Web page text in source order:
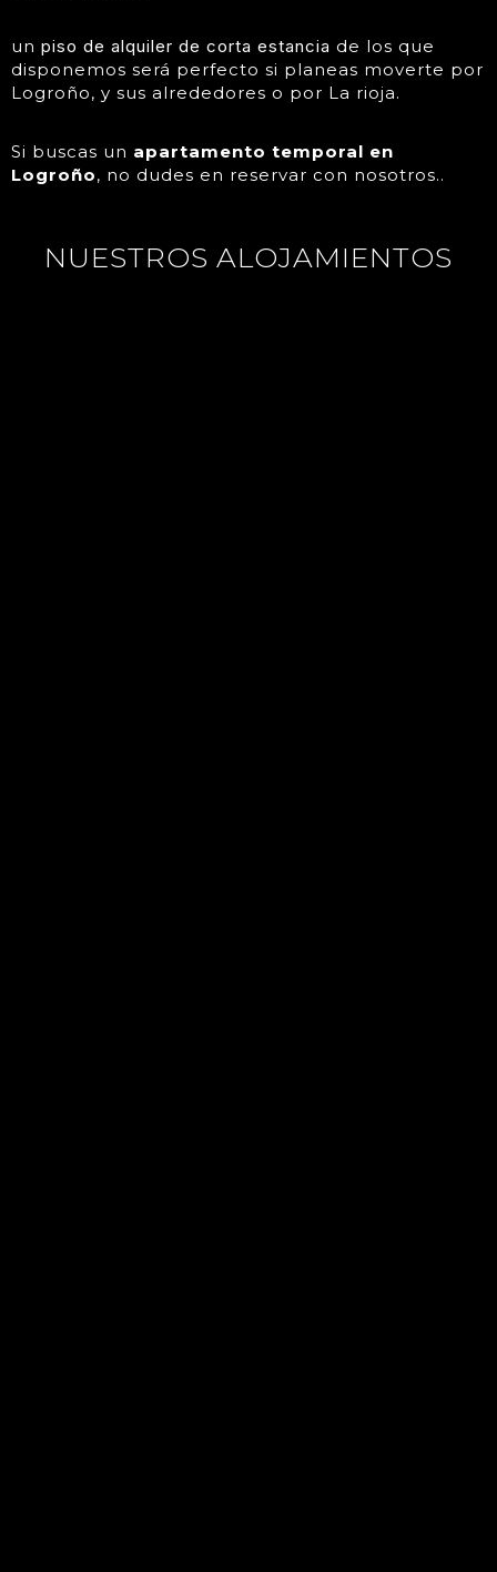
un piso de alquiler de corta estancia de los que
disponemos será perfecto si planeas moverte por
Logroño, y sus alrededores o por La rioja.
Si buscas un apartamento temporal en
Logroño, no dudes en reservar con nosotros..
NUESTROS ALOJAMIENTOS